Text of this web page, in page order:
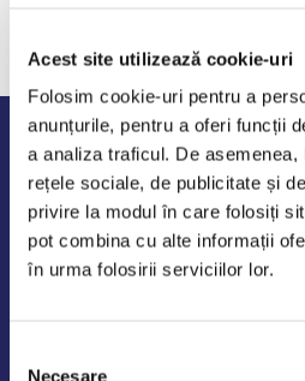
Acest site utilizează cookie-uri
Folosim cookie-uri pentru a
anunțurile, pentru a oferi funcții
a analiza traficul. De
rețele sociale, de publicitate și
privire la modul în care folosiți
pot combina cu alte informații
în urma folosirii serviciilor lor.
Necesare
Program de lucru
Luni - Vineri: 09:00-18:00
Sambata - Duminica: 10:00-